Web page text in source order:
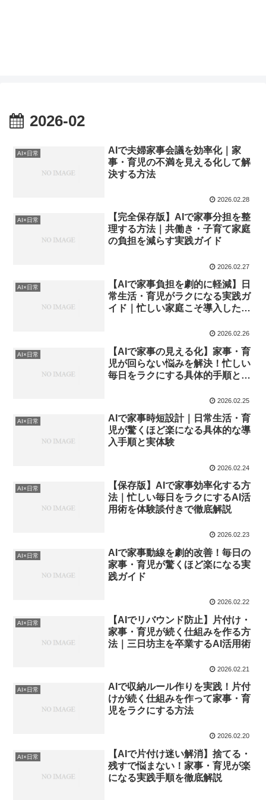
2026-02
AI×日常
AIで夫婦家事会議を効率化｜家
事・育児の不満を見える化して解
決する方法
2026.02.28
AI×日常
【完全保存版】AIで家事分担を整
理する方法｜共働き・子育て家庭
の負担を減らす実践ガイド
2026.02.27
AI×日常
【AIで家事負担を劇的に軽減】日
常生活・育児がラクになる実践ガ
イド｜忙しい家庭こそ導入したい
2026.02.26
AI×日常
【AIで家事の見える化】家事・育
児が回らない悩みを解決！忙しい
毎日をラクにする具体的手順と応
2026.02.25
AI×日常
AIで家事時短設計｜日常生活・育
児が驚くほど楽になる具体的な導
入手順と実体験
2026.02.24
AI×日常
【保存版】AIで家事効率化する方
法｜忙しい毎日をラクにするAI活
用術を体験談付きで徹底解説
2026.02.23
AI×日常
AIで家事動線を劇的改善！毎日の
家事・育児が驚くほど楽になる実
践ガイド
2026.02.22
AI×日常
【AIでリバウンド防止】片付け・
家事・育児が続く仕組みを作る方
法｜三日坊主を卒業するAI活用術
2026.02.21
AI×日常
AIで収納ルール作りを実践！片付
けが続く仕組みを作って家事・育
児をラクにする方法
2026.02.20
AI×日常
【AIで片付け迷い解消】捨てる・
残すで悩まない！家事・育児が楽
になる実践手順を徹底解説